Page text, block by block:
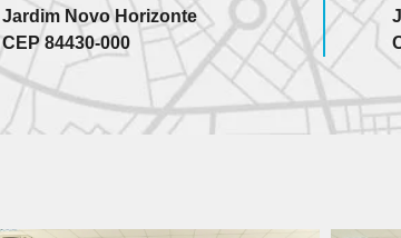
Jardim Novo Horizonte
CEP 84430-000